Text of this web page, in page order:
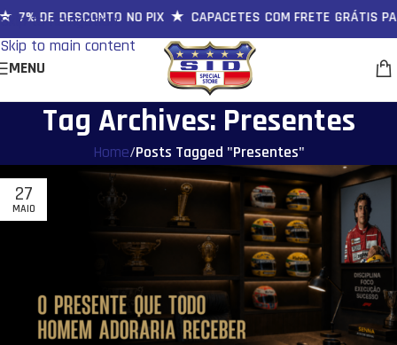
Skip to navigation
Skip to main content
7% DE DESCONTO NO PIX ★ CAPACETES COM FRETE GRÁTIS
MENU
Tag Archives: Presentes
Home/Posts Tagged "Presentes"
27
MAIO